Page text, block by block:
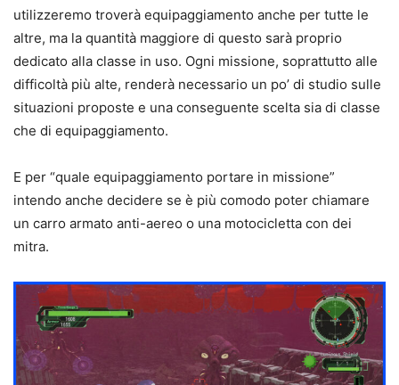
utilizzeremo troverà equipaggiamento anche per tutte le
altre, ma la quantità maggiore di questo sarà proprio
dedicato alla classe in uso. Ogni missione, soprattutto alle
difficoltà più alte, renderà necessario un po’ di studio sulle
situazioni proposte e una conseguente scelta sia di classe
che di equipaggiamento.
E per “quale equipaggiamento portare in missione”
intendo anche decidere se è più comodo poter chiamare
un carro armato anti-aereo o una motocicletta con dei
mitra.